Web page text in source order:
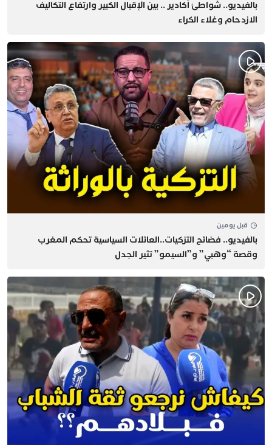
بالفيديو.. شواطئ أكادير .. بين الإقبال الكبير وارتفاع التكاليف
الازدحام وغلاء الكراء
قبل يومين
بالفيديو.. فضائح التزكيات..العائلات السياسية تحكم المغرب
وقصة “وهبي” و”السيمو” تثير الجدل